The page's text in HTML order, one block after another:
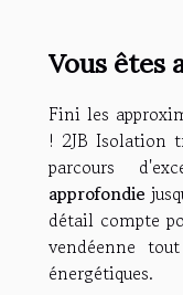
Vous êtes
Fini les
! 2JB Isolation
parcours
approfondie
détail compte
vendéenne
énergétiques.